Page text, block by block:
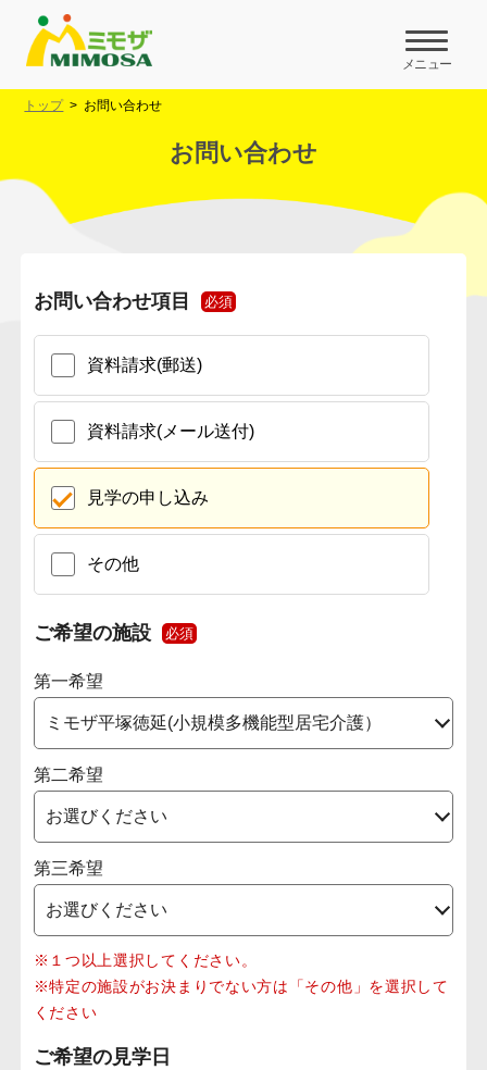
メニュー
トップ お問い合わせ
お問い合わせ
お問い合わせ項目 必須
資料請求(郵送)
資料請求(メール送付)
見学の申し込み
その他
ご希望の施設 必須
第一希望
第二希望
第三希望
※１つ以上選択してください。
※特定の施設がお決まりでない方は「その他」を選択して
ください
ご希望の見学日